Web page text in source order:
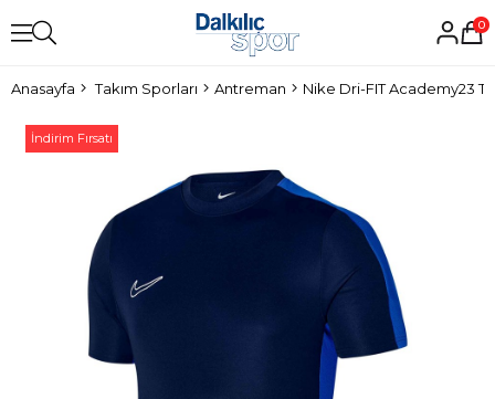
0
Anasayfa Takım Sporları Antreman Nike Dri-FIT Academy23
İndirim Fırsatı